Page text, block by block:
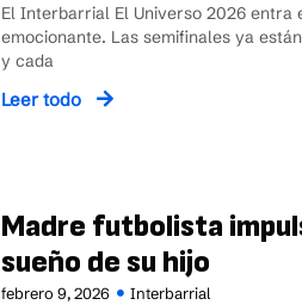
El Interbarrial El Universo 2026 entra
emocionante. Las semifinales ya
y cada
Leer todo
Madre futbolista
sueño de su hijo
febrero 9, 2026
Interbarrial